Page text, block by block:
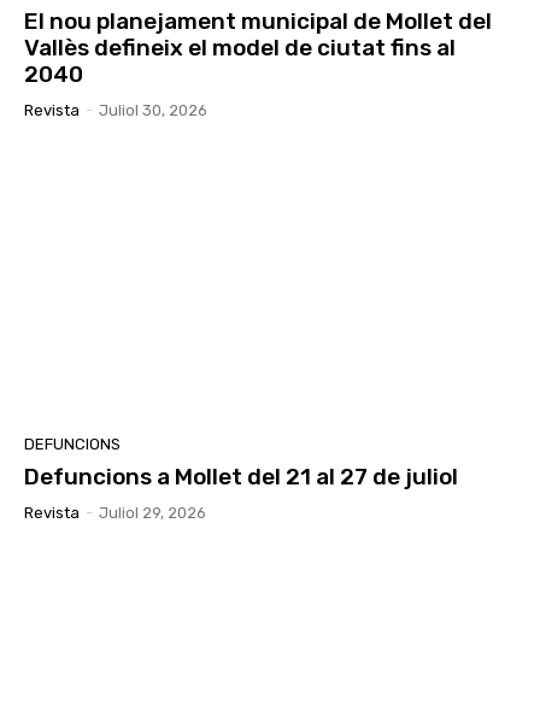
El nou planejament municipal de Mollet del
Vallès defineix el model de ciutat fins al
2040
Revista - Juliol 30, 2026
DEFUNCIONS
Defuncions a Mollet del 21 al 27 de juliol
Revista - Juliol 29, 2026